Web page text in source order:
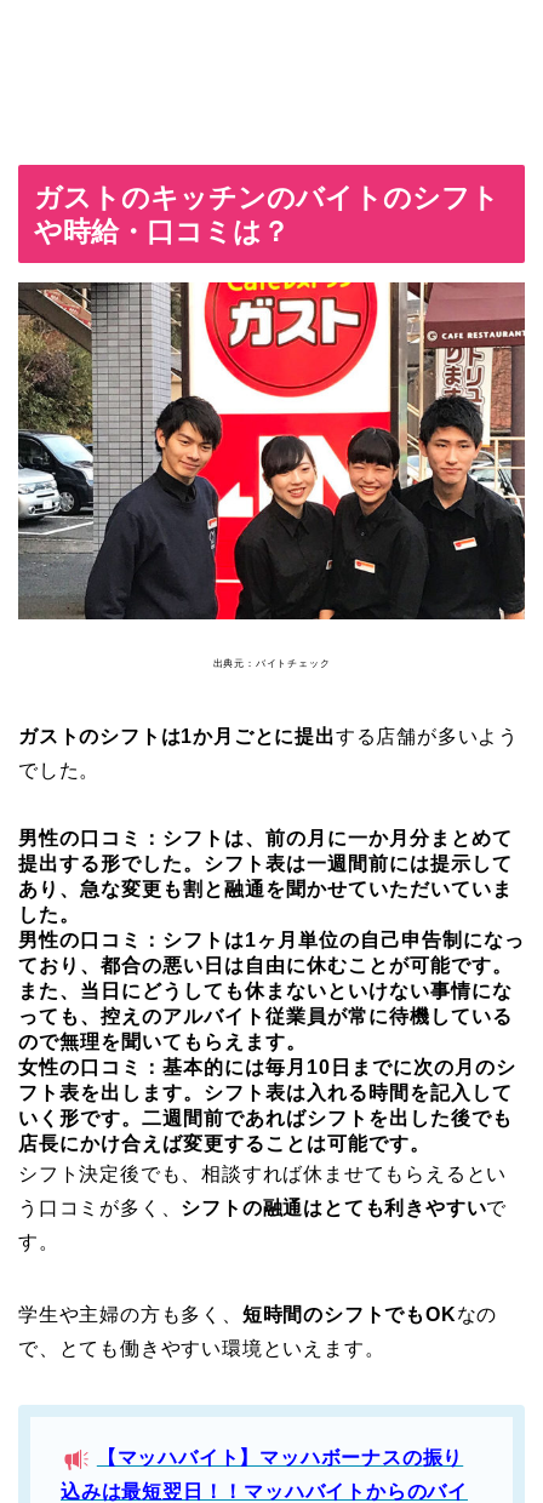
ガストのキッチンのバイトのシフト
や時給・口コミは？
出典元：バイトチェック
ガストのシフトは1か月ごとに提出する店舗が多いよう
でした。
男性の口コミ：シフトは、前の月に一か月分まとめて
提出する形でした。シフト表は一週間前には提示して
あり、急な変更も割と融通を聞かせていただいていま
した。
男性の口コミ：シフトは1ヶ月単位の自己申告制になっ
ており、都合の悪い日は自由に休むことが可能です。
また、当日にどうしても休まないといけない事情にな
っても、控えのアルバイト従業員が常に待機している
ので無理を聞いてもらえます。
女性の口コミ：基本的には毎月10日までに次の月のシ
フト表を出します。シフト表は入れる時間を記入して
いく形です。二週間前であればシフトを出した後でも
店長にかけ合えば変更することは可能です。
シフト決定後でも、相談すれば休ませてもらえるとい
う口コミが多く、 シフトの融通はとても利きやすいで
す。
学生や主婦の方も多く、 短時間のシフトでもOKなの
で、とても働きやすい環境といえます。
【マッハバイト】マッハボーナスの振り
込みは最短翌日！！マッハバイトからのバイ